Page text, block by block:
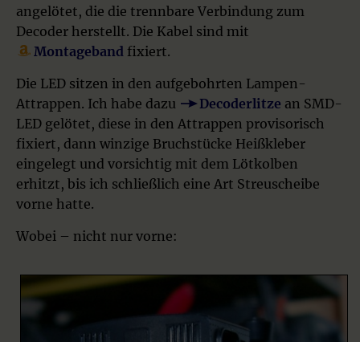
angelötet, die die trennbare Verbindung zum
Decoder herstellt. Die Kabel sind mit
Montageband fixiert.
Die LED sitzen in den aufgebohrten Lampen-
Attrappen. Ich habe dazu
Decoderlitze an SMD-
LED gelötet, diese in den Attrappen provisorisch
fixiert, dann winzige Bruchstücke Heißkleber
eingelegt und vorsichtig mit dem Lötkolben
erhitzt, bis ich schließlich eine Art Streuscheibe
vorne hatte.
Wobei – nicht nur vorne: